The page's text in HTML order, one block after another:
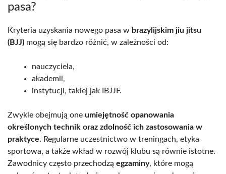
pasa?
Kryteria uzyskania nowego pasa w brazylijskim jiu jitsu
(BJJ) mogą się bardzo różnić, w zależności od:
nauczyciela,
akademii,
instytucji, takiej jak IBJJF.
Zwykle obejmują one umiejętność opanowania
określonych technik oraz zdolność ich zastosowania w
praktyce. Regularne uczestnictwo w treningach, etyka
sportowa, a także wkład w rozwój klubu są równie istotne.
Zawodnicy często przechodzą egzaminy, które mogą